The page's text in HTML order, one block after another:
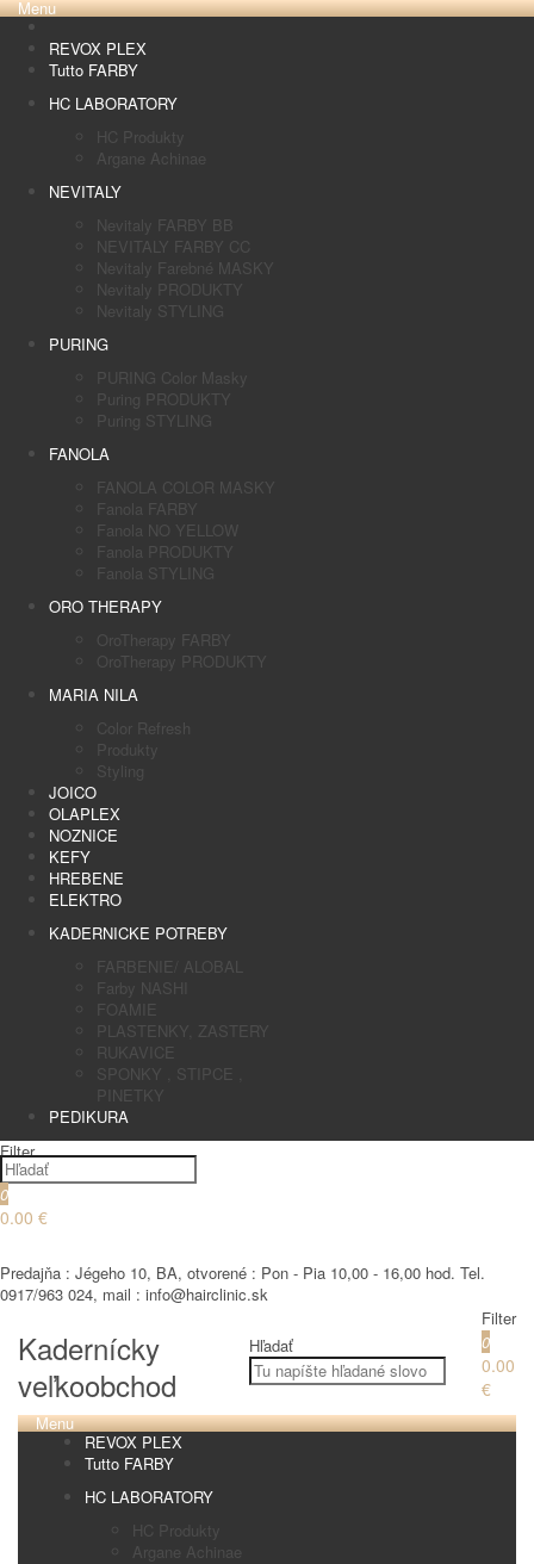
Menu
REVOX PLEX
Tutto FARBY
HC LABORATORY
HC Produkty
Argane Achinae
NEVITALY
Nevitaly FARBY BB
NEVITALY FARBY CC
Nevitaly Farebné MASKY
Nevitaly PRODUKTY
Nevitaly STYLING
PURING
PURING Color Masky
Puring PRODUKTY
Puring STYLING
FANOLA
FANOLA COLOR MASKY
Fanola FARBY
Fanola NO YELLOW
Fanola PRODUKTY
Fanola STYLING
ORO THERAPY
OroTherapy FARBY
OroTherapy PRODUKTY
MARIA NILA
Color Refresh
Produkty
Styling
JOICO
OLAPLEX
NOZNICE
KEFY
HREBENE
ELEKTRO
KADERNICKE POTREBY
FARBENIE/ ALOBAL
Farby NASHI
FOAMIE
PLASTENKY, ZASTERY
RUKAVICE
SPONKY , STIPCE ,
PINETKY
PEDIKURA
Filter
0
0.00 €
Predajňa : Jégeho 10, BA, otvorené : Pon - Pia 10,00 - 16,00 hod. Tel.
0917/963 024, mail : info@hairclinic.sk
Kadernícky
veľkoobchod
Hľadať
Filter
0
0.00
€
Menu
REVOX PLEX
Tutto FARBY
HC LABORATORY
HC Produkty
Argane Achinae